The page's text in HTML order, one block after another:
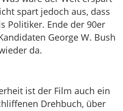
spart jedoch aus, dass
Politiker. Ende der 90er
George W. Bush
da.
ist der Film auch ein
Drehbuch, über